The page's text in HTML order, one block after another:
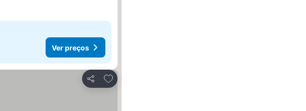
Ver preços
Partilhar
Adicionar aos favoritos